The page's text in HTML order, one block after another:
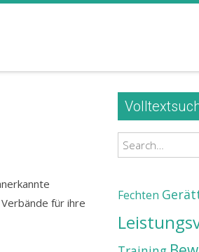
für ihre
Search
Fechten